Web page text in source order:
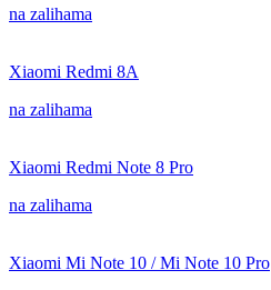
na zalihama
Xiaomi Redmi 8A
na zalihama
Xiaomi Redmi Note 8 Pro
na zalihama
Xiaomi Mi Note 10 / Mi Note 10 Pro